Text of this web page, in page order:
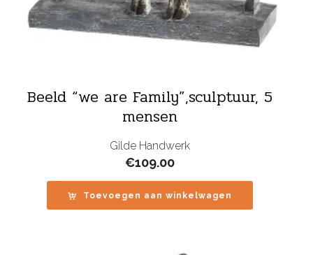
Beeld “we are Family”,sculptuur, 5
mensen
Gilde Handwerk
€109.00
Toevoegen aan winkelwagen